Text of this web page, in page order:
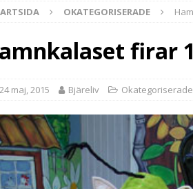
OKATEGORISERADE
firar
24 maj, 2015 Bjäreliv Okategoriserade